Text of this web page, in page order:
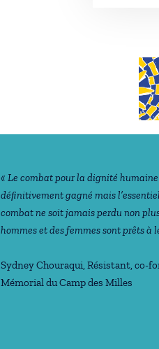
Notre
« Le combat pour la dignité humaine
déﬁnitivement gagné mais
combat ne soit jamais perdu non
hommes et des femmes sont prêts à
Sydney Chouraqui, Résistant, co-
Mémorial du Camp des Milles